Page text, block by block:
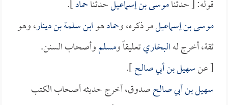
قوله: [ حدثناموسى بن إسماعيلحدثناحماد].
موسى بن إسماعيلمر ذكره، وحمادهوابن سلمة بن دينار، وهو
ثقة، أخرج لهالبخاريتعليقاً ومسلموأصحاب السنن.
[ عنسهيل بن أبي صالح].
سهيل بن أبي صالحصدوق، أخرج حديثه أصحاب الكتب